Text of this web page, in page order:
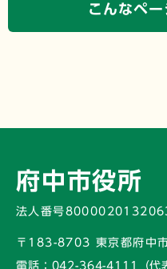
こんなペ
府中市役所
法人番号
〒183-8703 東京都府中
電話： 042-364-4111（代